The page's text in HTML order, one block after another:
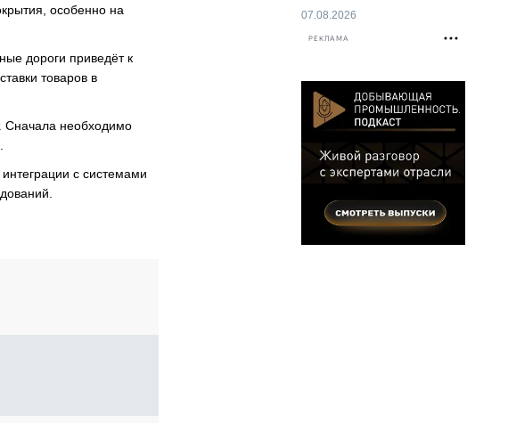
особенно на
дороги приведёт к
товаров в
Сначала необходимо
с системами
07.08.2026
РЕКЛАМА